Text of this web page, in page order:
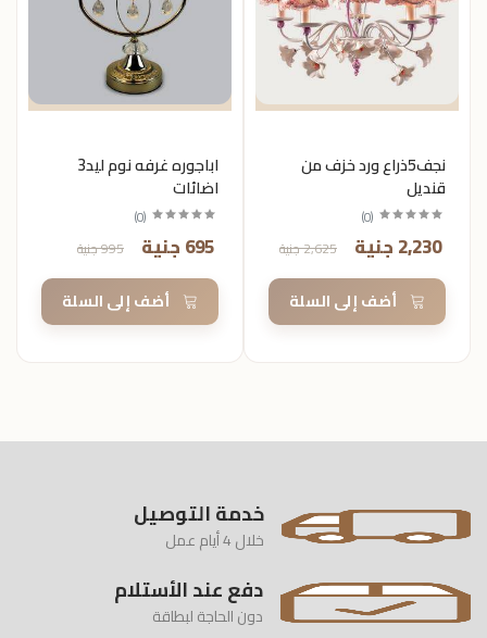
نجف5ذراع ورد خزف من
قنديل
(
0
)
2,230 جنية 2,625 جنية
أضف إلى السلة
اباجوره غرفه نوم ليد3
اضائات
(
0
)
695 جنية 995 جنية
أضف إلى السلة
خدمة التوصيل
خلال 4 أيام عمل
دفع عند الأستلام
دون الحاجة لبطاقة